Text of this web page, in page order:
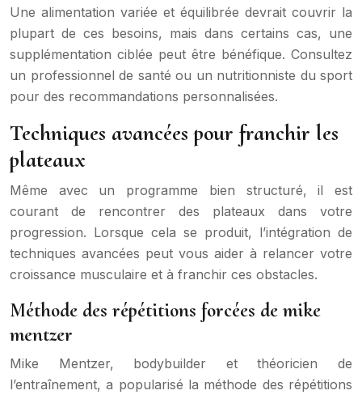
Une alimentation variée et équilibrée devrait couvrir la
plupart de ces besoins, mais dans certains cas, une
supplémentation ciblée peut être bénéfique. Consultez
un professionnel de santé ou un nutritionniste du sport
pour des recommandations personnalisées.
Techniques avancées pour franchir les
plateaux
Même avec un programme bien structuré, il est
courant de rencontrer des plateaux dans votre
progression. Lorsque cela se produit, l’intégration de
techniques avancées peut vous aider à relancer votre
croissance musculaire et à franchir ces obstacles.
Méthode des répétitions forcées de mike
mentzer
Mike Mentzer, bodybuilder et théoricien de
l’entraînement, a popularisé la méthode des répétitions